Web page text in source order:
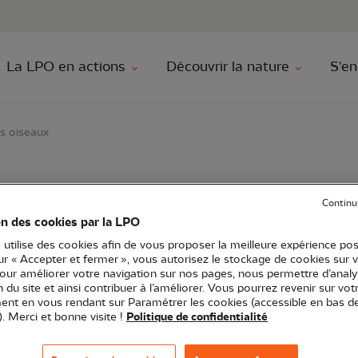
Aller à la
La LPO en actions Découvrir la nature
oiseaux
: à la rencontre
de-France Sortie nature 59 - Nord
des cookies par la LPO
utilise des cookies afin de vous proposer la meilleure expérience
« Accepter et fermer », vous autorisez le stockage de cookies sur
améliorer votre navigation sur nos pages, nous permettre
du site et ainsi contribuer à l’améliorer. Vous pourrez revenir sur
en vous rendant sur Paramétrer les cookies (accessible en bas
Merci et bonne visite ! Politique de confidentialité